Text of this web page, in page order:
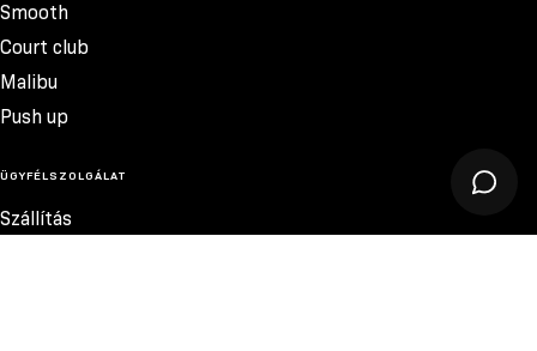
Smooth
Court club
Malibu
Push up
ÜGYFÉLSZOLGÁLAT
Szállítás